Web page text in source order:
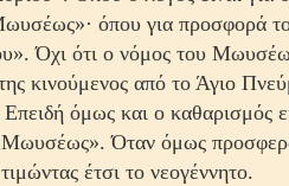
όπου για προσφορά
Όχι ότι ο νόμος του
κινούμενος από το Άγιο
όμως και ο καθαρισμός
Μωυσέως». Όταν όμως
έτσι το νεογέννητο.